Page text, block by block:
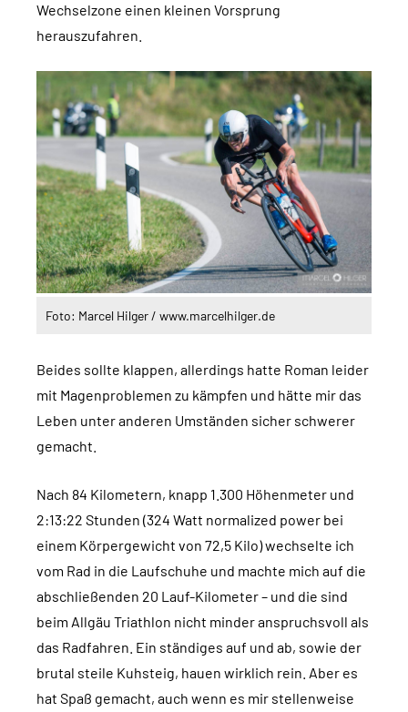
Wechselzone einen kleinen Vorsprung
herauszufahren.
Foto: Marcel Hilger / www.marcelhilger.de
Beides sollte klappen, allerdings hatte Roman leider
mit Magenproblemen zu kämpfen und hätte mir das
Leben unter anderen Umständen sicher schwerer
gemacht.
Nach 84 Kilometern, knapp 1.300 Höhenmeter und
2:13:22 Stunden (324 Watt normalized power bei
einem Körpergewicht von 72,5 Kilo) wechselte ich
vom Rad in die Laufschuhe und machte mich auf die
abschließenden 20 Lauf-Kilometer – und die sind
beim Allgäu Triathlon nicht minder anspruchsvoll als
das Radfahren. Ein ständiges auf und ab, sowie der
brutal steile Kuhsteig, hauen wirklich rein. Aber es
hat Spaß gemacht, auch wenn es mir stellenweise